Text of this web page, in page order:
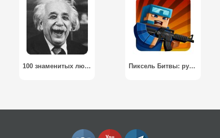
100 знаменитых людей Пиксель Битвы: ружья и блоки / Pixel Combats: guns and blocks